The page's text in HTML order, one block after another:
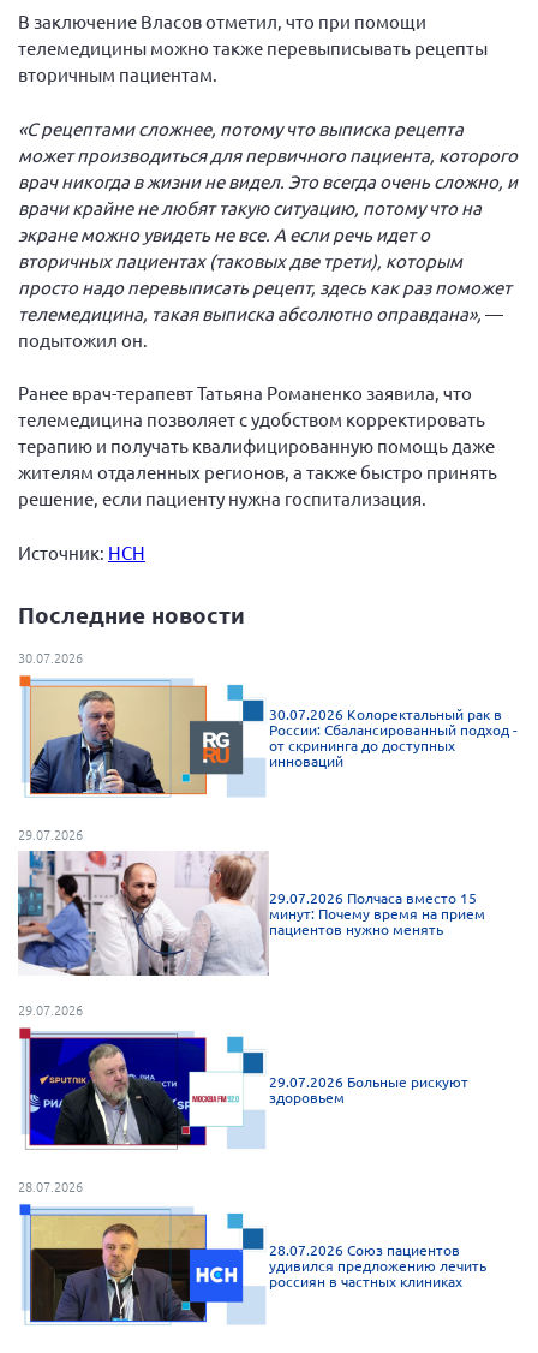
Брянская область
Владимирская область
Воронежская область
Ивановская область
Калининградская область
Кемеровская область
Кировская область
Краснодарский край
Липецкая область
Ленинградская область
г. Москва
Мурманская область
Новосибирская область
Омская область
Оренбургская область
Пензенская область
Республика Башкортостан
Республика Бурятия
Республика Карелия
Республика Калмыкия
Ростовская область
г. Санкт-Петербург
г. Севастополь
Самарская область СОРС
Самарская область ПРИЗМА
Самарская область СГОРС
Свердловская область
Смоленская область
Ставропольский край
В заключение Власов отметил, что при помощи
телемедицины можно также перевыписывать рецепты
вторичным пациентам.
«С рецептами сложнее, потому что выписка рецепта
может производиться для первичного пациента, которого
врач никогда в жизни не видел. Это всегда очень сложно, и
врачи крайне не любят такую ситуацию, потому что на
экране можно увидеть не все. А если речь идет о
вторичных пациентах (таковых две трети), которым
просто надо перевыписать рецепт, здесь как раз поможет
телемедицина, такая выписка абсолютно оправдана», —
подытожил он.
Ранее врач-терапевт Татьяна Романенко заявила, что
телемедицина позволяет с удобством корректировать
терапию и получать квалифицированную помощь даже
жителям отдаленных регионов, а также быстро принять
решение, если пациенту нужна госпитализация.
Источник: НСН
Последние новости
30.07.2026
30.07.2026 Колоректальный рак в
России: Сбалансированный подход -
от скрининга до доступных
инноваций
29.07.2026
29.07.2026 Полчаса вместо 15
минут: Почему время на прием
пациентов нужно менять
29.07.2026
29.07.2026 Больные рискуют
здоровьем
28.07.2026
28.07.2026 Союз пациентов
удивился предложению лечить
россиян в частных клиниках